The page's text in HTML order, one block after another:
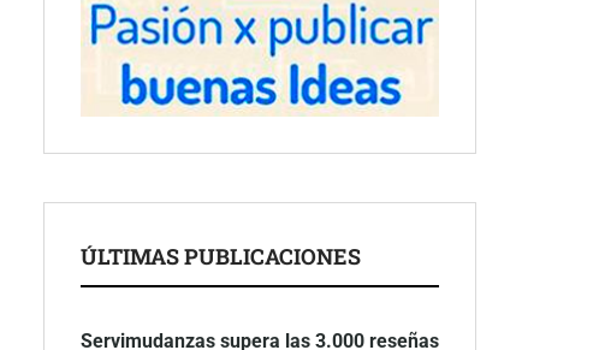
ÚLTIMAS PUBLICACIONES
Servimudanzas supera las 3.000 reseñas